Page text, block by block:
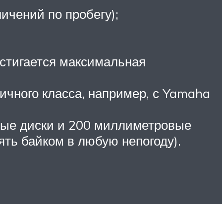
по пробегу);
максимальная
класса, например, с Yamaha
диски и 200 миллиметровые
байком в любую непогоду).